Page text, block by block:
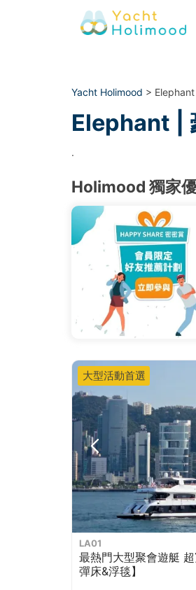
Yacht Holimood >
Elephant |
.
Holimood 獨家
LA01
最熱門大型聚會遊艇
彈床&浮毯】
大型活動首選